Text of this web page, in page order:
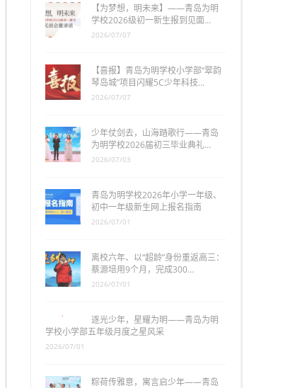
【为梦想，明未来】——青岛为明
学校2026级初一新生报到见面…
2026/07/07
【喜报】青岛为明学校小学部“翠韵
琴岛城”项目闪耀5C少年科技…
2026/07/07
少年仗剑去，山海踏歌行——青岛
为明学校2026届初三毕业典礼…
2026/07/03
青岛为明学校2026年小学一年级、
初中一年级新生网上报名指南
2026/07/01
离校六年、以“超龄”身份重返高三：
蔡源培用9个月，完成300…
2026/07/01
逐光少年，星耀为明——青岛为明
学校小学部五年级月度之星风采
粽荷传雅意，寓言启少年——青岛